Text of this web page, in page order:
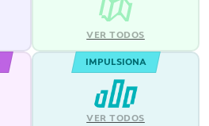
VER TODOS
IMPULSIONA
VER TODOS